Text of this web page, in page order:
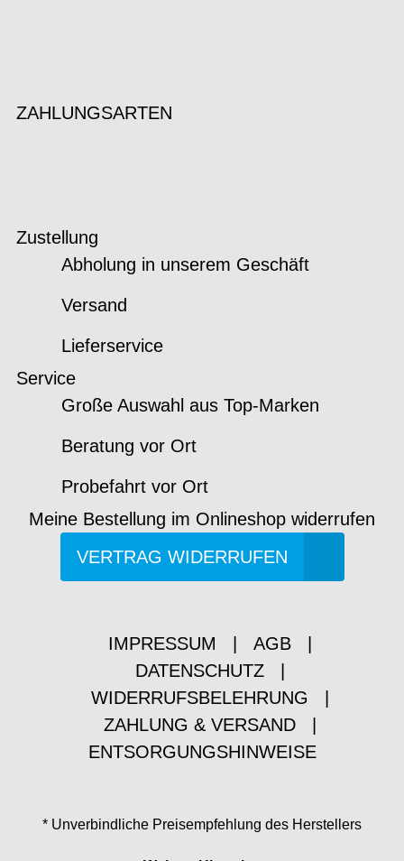
ZAHLUNGSARTEN
Zustellung
Abholung in unserem Geschäft
Versand
Lieferservice
Service
Große Auswahl aus Top-Marken
Beratung vor Ort
Probefahrt vor Ort
Meine Bestellung im Onlineshop widerrufen
VERTRAG WIDERRUFEN
IMPRESSUM AGB
DATENSCHUTZ
WIDERRUFSBELEHRUNG
ZAHLUNG & VERSAND
ENTSORGUNGSHINWEISE
* Unverbindliche Preisempfehlung des Herstellers